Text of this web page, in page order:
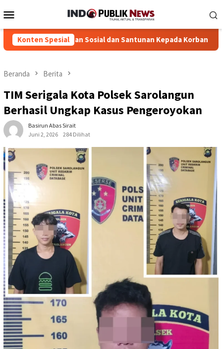
ke
Mobile
Konten Spesial
Sosial dan Santunan Kepada Korban Kebakaran Rumah di
Beranda Berita
TIM Serigala Kota Polsek Sarolangun
Berhasil Ungkap Kasus Pengeroyokan
Basirun Abas Sirait
Juni 2, 2026
284 Dilihat